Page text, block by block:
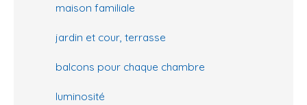
maison familiale
jardin et cour, terrasse
balcons pour chaque chambre
luminosité